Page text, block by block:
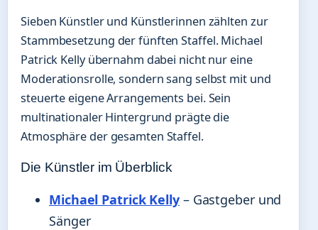
Sieben Künstler und Künstlerinnen zählten zur
Stammbesetzung der fünften Staffel. Michael
Patrick Kelly übernahm dabei nicht nur eine
Moderationsrolle, sondern sang selbst mit und
steuerte eigene Arrangements bei. Sein
multinationaler Hintergrund prägte die
Atmosphäre der gesamten Staffel.
Die Künstler im Überblick
Michael Patrick Kelly– Gastgeber und
Sänger